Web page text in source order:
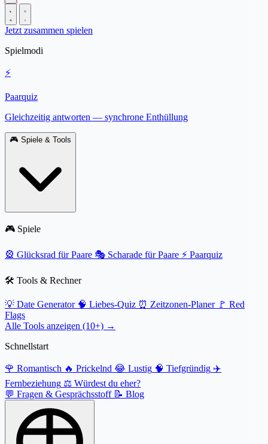
Jetzt zusammen spielen
Spielmodi
⚡
Paarquiz
Gleichzeitig antworten — synchrone Enthüllung
🎮 Spiele & Tools
🎮 Spiele
🎡 Glücksrad für Paare 🎭 Scharade für Paare ⚡ Paarquiz
🛠️ Tools & Rechner
💡 Date Generator 🧠 Liebes-Quiz ⏰ Zeitzonen-Planer 🚩 Red
Flags
Alle Tools anzeigen (10+) →
Schnellstart
🌹 Romantisch 🔥 Prickelnd 😂 Lustig 🧠 Tiefgründig ✈️
Fernbeziehung ⚖️ Würdest du eher?
💬 Fragen & Gesprächsstoff 📝 Blog